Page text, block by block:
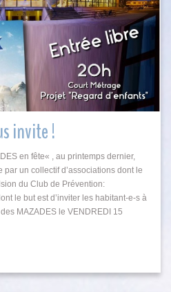
invite !
en fête« , au printemps dernier,
un collectif d’associations dont le
du Club de Prévention:
le but est d’inviter les habitant-e-s à
MAZADES le VENDREDI 15